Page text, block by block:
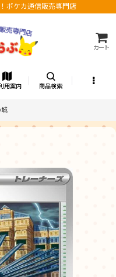
ポケカ通信販売専門店
カート
用案内 商品検索
城